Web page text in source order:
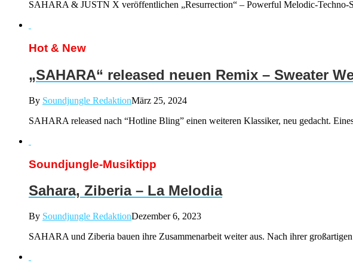
SAHARA & JUSTN X veröffentlichen „Resurrection“ – Powerful Melodic-
Hot & New
„SAHARA“ released neuen Remix – Sweater
By Soundjungle RedaktionMärz 25, 2024
SAHARA released nach “Hotline Bling” einen weiteren Klassiker, neu gedacht.
Soundjungle-Musiktipp
Sahara, Ziberia – La Melodia
By Soundjungle RedaktionDezember 6, 2023
SAHARA und Ziberia bauen ihre Zusammenarbeit weiter aus. Nach ihrer